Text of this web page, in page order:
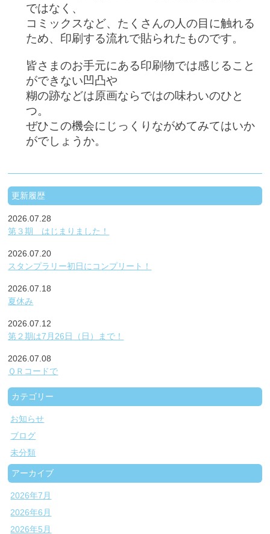
ではなく、
コミックスなど、たくさんの人の目に触れる
ため、印刷する流れで貼られたものです。
皆さまのお手元にある印刷物では感じること
ができない凹凸や
糊の跡などは原画ならではの味わいのひと
つ。
ぜひこの機会にじっくりながめてみてはいか
がでしょうか。
更新履歴
2026.07.28
第３期 はじまりました！
2026.07.20
スタンプラリー初日にコンプリート！
2026.07.18
夏休み
2026.07.12
第２期は7月26日（日）まで！
2026.07.08
ＱＲコードで
カテゴリー
お知らせ
ブログ
未分類
アーカイブ
2026年7月
2026年6月
2026年5月